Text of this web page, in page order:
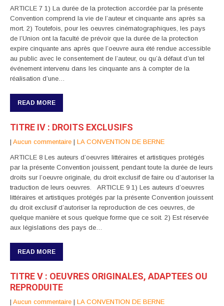
ARTICLE 7 1) La durée de la protection accordée par la présente
Convention comprend la vie de l’auteur et cinquante ans après sa
mort. 2) Toutefois, pour les oeuvres cinématographiques, les pays
de l’Union ont la faculté de prévoir que la durée de la protection
expire cinquante ans après que l’oeuvre aura été rendue accessible
au public avec le consentement de l’auteur, ou qu’à défaut d’un tel
événement intervenu dans les cinquante ans à compter de la
réalisation d’une…
READ MORE
TITRE IV : DROITS EXCLUSIFS
| Aucun commentaire | LA CONVENTION DE BERNE
ARTICLE 8 Les auteurs d’oeuvres littéraires et artistiques protégés
par la présente Convention jouissent, pendant toute la durée de leurs
droits sur l’oeuvre originale, du droit exclusif de faire ou d’autoriser la
traduction de leurs oeuvres. ARTICLE 9 1) Les auteurs d’oeuvres
littéraires et artistiques protégés par la présente Convention jouissent
du droit exclusif d’autoriser la reproduction de ces oeuvres, de
quelque manière et sous quelque forme que ce soit. 2) Est réservée
aux législations des pays de…
READ MORE
TITRE V : OEUVRES ORIGINALES, ADAPTEES OU
REPRODUITE
| Aucun commentaire | LA CONVENTION DE BERNE